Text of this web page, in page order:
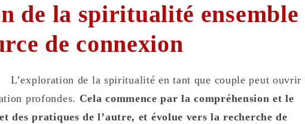
de la spiritualité ensemble
de connexion
L’exploration de la spiritualité en tant que couple peut ouvrir
profondes. Cela commence par la compréhension et le
des pratiques de l’autre, et évolue vers la recherche de